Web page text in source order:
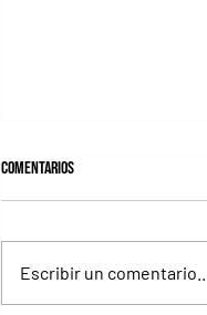
Comentarios
Escribir un comentario...